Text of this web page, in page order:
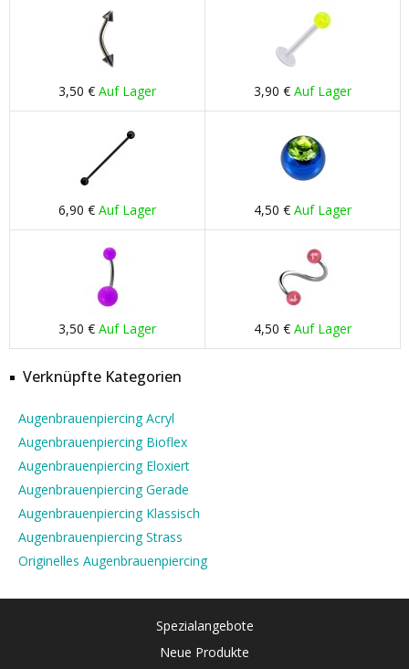
3,50 € Auf Lager 3,90 € Auf Lager
6,90 € Auf Lager 4,50 € Auf Lager
3,50 € Auf Lager 4,50 € Auf Lager
Verknüpfte Kategorien
Augenbrauenpiercing Acryl
Augenbrauenpiercing Bioflex
Augenbrauenpiercing Eloxiert
Augenbrauenpiercing Gerade
Augenbrauenpiercing Klassisch
Augenbrauenpiercing Strass
Originelles Augenbrauenpiercing
Spezialangebote
Neue Produkte